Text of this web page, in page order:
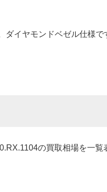
イヤモンドベゼル仕様で
の買取相場を一